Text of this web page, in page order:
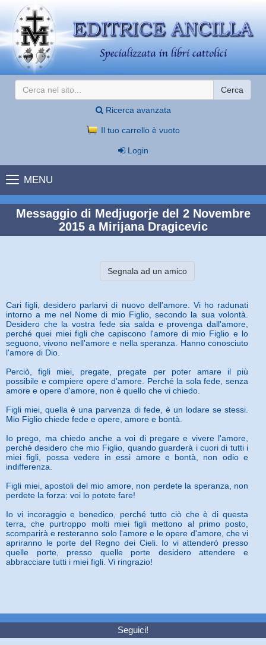
Cerca
Ricerca avanzata
Il tuo carrello è vuoto
Login
MENU
Messaggio di Medjugorje del 2 Novembre
2015 a Mirijana Dragicevic
Segnala ad un amico
Cari figli, desidero parlarvi di nuovo dell'amore. Vi ho radunati
intorno a me nel Nome di mio Figlio, secondo la sua volontà.
Desidero che la vostra fede sia salda e provenga dall'amore,
perché quei miei figli che capiscono l'amore di mio Figlio e lo
seguono, vivono nell'amore e nella speranza. Hanno conosciuto
l'amore di Dio.
Perciò, figli miei, pregate, pregate per poter amare il più
possibile e compiere opere d'amore. Perché la sola fede, senza
amore e opere d'amore, non è quello che vi chiedo.
Figli miei, quella è una parvenza di fede, è un lodare se stessi.
Mio Figlio chiede fede e opere, amore e bontà.
Io prego, ma chiedo anche a voi di pregare e vivere l'amore,
perché desidero che mio Figlio, quando guarderà i cuori di tutti i
miei figli, possa vedere in essi amore e bontà, non odio e
indifferenza.
Figli miei, apostoli del mio amore, non perdete la speranza, non
perdete la forza: voi lo potete fare!
Io vi incoraggio e benedico, perché tutto ciò che è di questa
terra, che purtroppo molti miei figli mettono al primo posto,
scomparirà e resteranno solo l'amore e le opere d'amore, che vi
apriranno le porte del Regno dei Cieli. Io vi attenderò presso
quelle porte, presso quelle porte desidero attendere e
abbracciare tutti i miei figli. Vi ringrazio!
Seguici!